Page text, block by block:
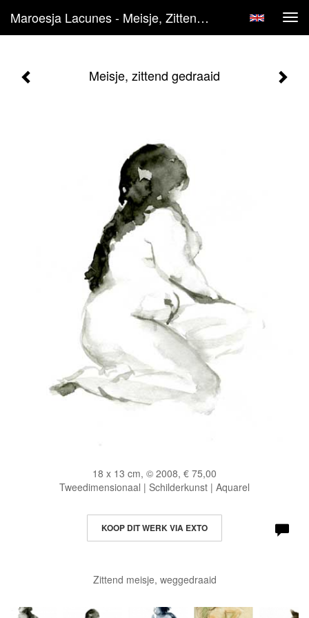
Maroesja Lacunes - Meisje, Zittend Gedraaid
Meisje, zittend gedraaid
18 x 13 cm, © 2008, € 75,00
Tweedimensionaal | Schilderkunst | Aquarel
KOOP DIT WERK VIA EXTO
Zittend meisje, weggedraaid